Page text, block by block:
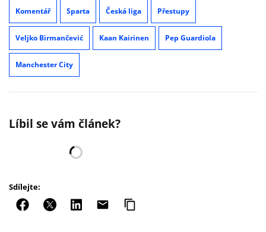
Komentář Sparta Česká liga Přestupy
Veljko Birmančević Kaan Kairinen Pep Guardiola
Manchester City
Líbil se vám článek?
Sdílejte: